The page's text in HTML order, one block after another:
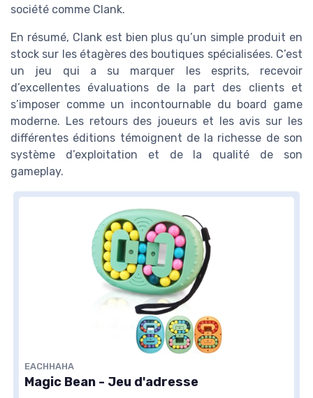
société comme Clank.
En résumé, Clank est bien plus qu’un simple produit en
stock sur les étagères des boutiques spécialisées. C’est
un jeu qui a su marquer les esprits, recevoir
d’excellentes évaluations de la part des clients et
s’imposer comme un incontournable du board game
moderne. Les retours des joueurs et les avis sur les
différentes éditions témoignent de la richesse de son
système d’exploitation et de la qualité de son
gameplay.
EACHHAHA
Magic Bean - Jeu d'adresse